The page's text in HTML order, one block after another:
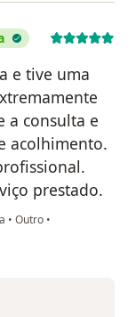
e tive uma
a consulta e
acolhimento.
prestado.
• Outro •